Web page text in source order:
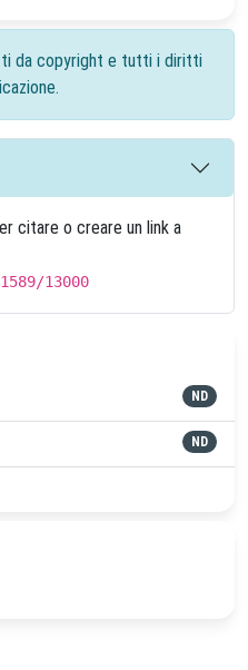
da copyright e tutti i diritti
citare o creare un link a
13000
ND
ND